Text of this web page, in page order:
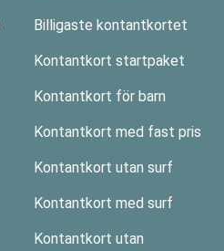
Billigaste kontantkortet
Kontantkort startpaket
Kontantkort för barn
Kontantkort med fast pris
Kontantkort utan surf
Kontantkort med surf
Kontantkort utan